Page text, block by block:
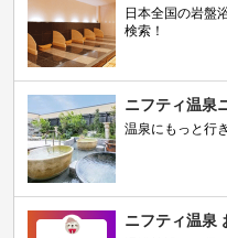
日本全国の岩盤
検索！
ニフティ温泉
温泉にもっと行
ニフティ温泉